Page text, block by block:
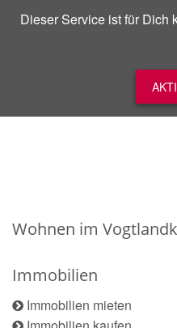
Dieser Service ist für Dich
Wohnen im
Immobilien
Immobilien mieten